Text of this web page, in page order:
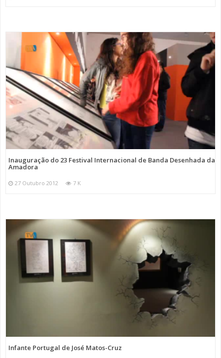
Inauguração do 23 Festival Internacional de Banda Desenhada da
Amadora
27 Outubro 2012 7 K
Infante Portugal de José Matos-Cruz